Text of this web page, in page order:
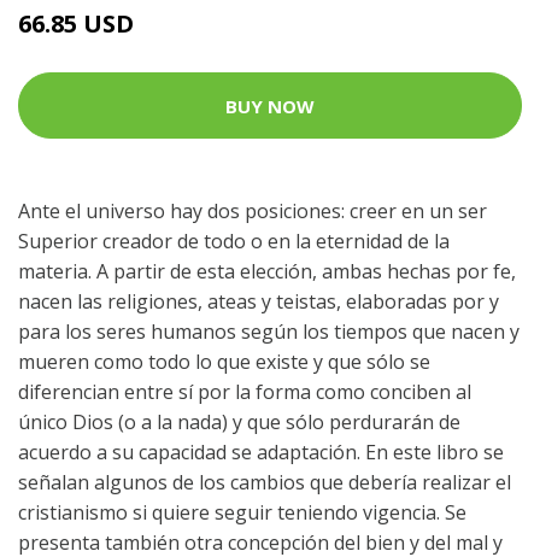
66.85 USD
BUY NOW
Ante el universo hay dos posiciones: creer en un ser
Superior creador de todo o en la eternidad de la
materia. A partir de esta elección, ambas hechas por fe,
nacen las religiones, ateas y teistas, elaboradas por y
para los seres humanos según los tiempos que nacen y
mueren como todo lo que existe y que sólo se
diferencian entre sí por la forma como conciben al
único Dios (o a la nada) y que sólo perdurarán de
acuerdo a su capacidad se adaptación. En este libro se
señalan algunos de los cambios que debería realizar el
cristianismo si quiere seguir teniendo vigencia. Se
presenta también otra concepción del bien y del mal y